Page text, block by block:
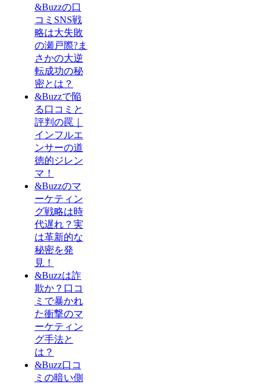
&Buzzの口
コミSNS戦
略は大失敗
の瀬戸際?ま
さかの大逆
転成功の秘
密とは？
&Buzzで陥
る口コミと
評判の罠｜
インフルエ
ンサーの道
徳的ジレン
マ！
&Buzzのマ
ーケティン
グ戦略は時
代遅れ？実
は革新的な
秘密を発
見！
&Buzzは詐
欺か？口コ
ミで暴かれ
た衝撃のマ
ーケティン
グ手法と
は？
&Buzz口コ
ミの暗い側